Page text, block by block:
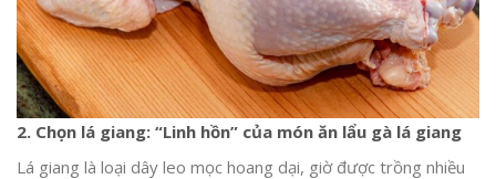
2. Chọn lá giang: “Linh hồn” của món ăn lẩu gà lá giang
Lá giang là loại dây leo mọc hoang dại, giờ được trồng nhiều